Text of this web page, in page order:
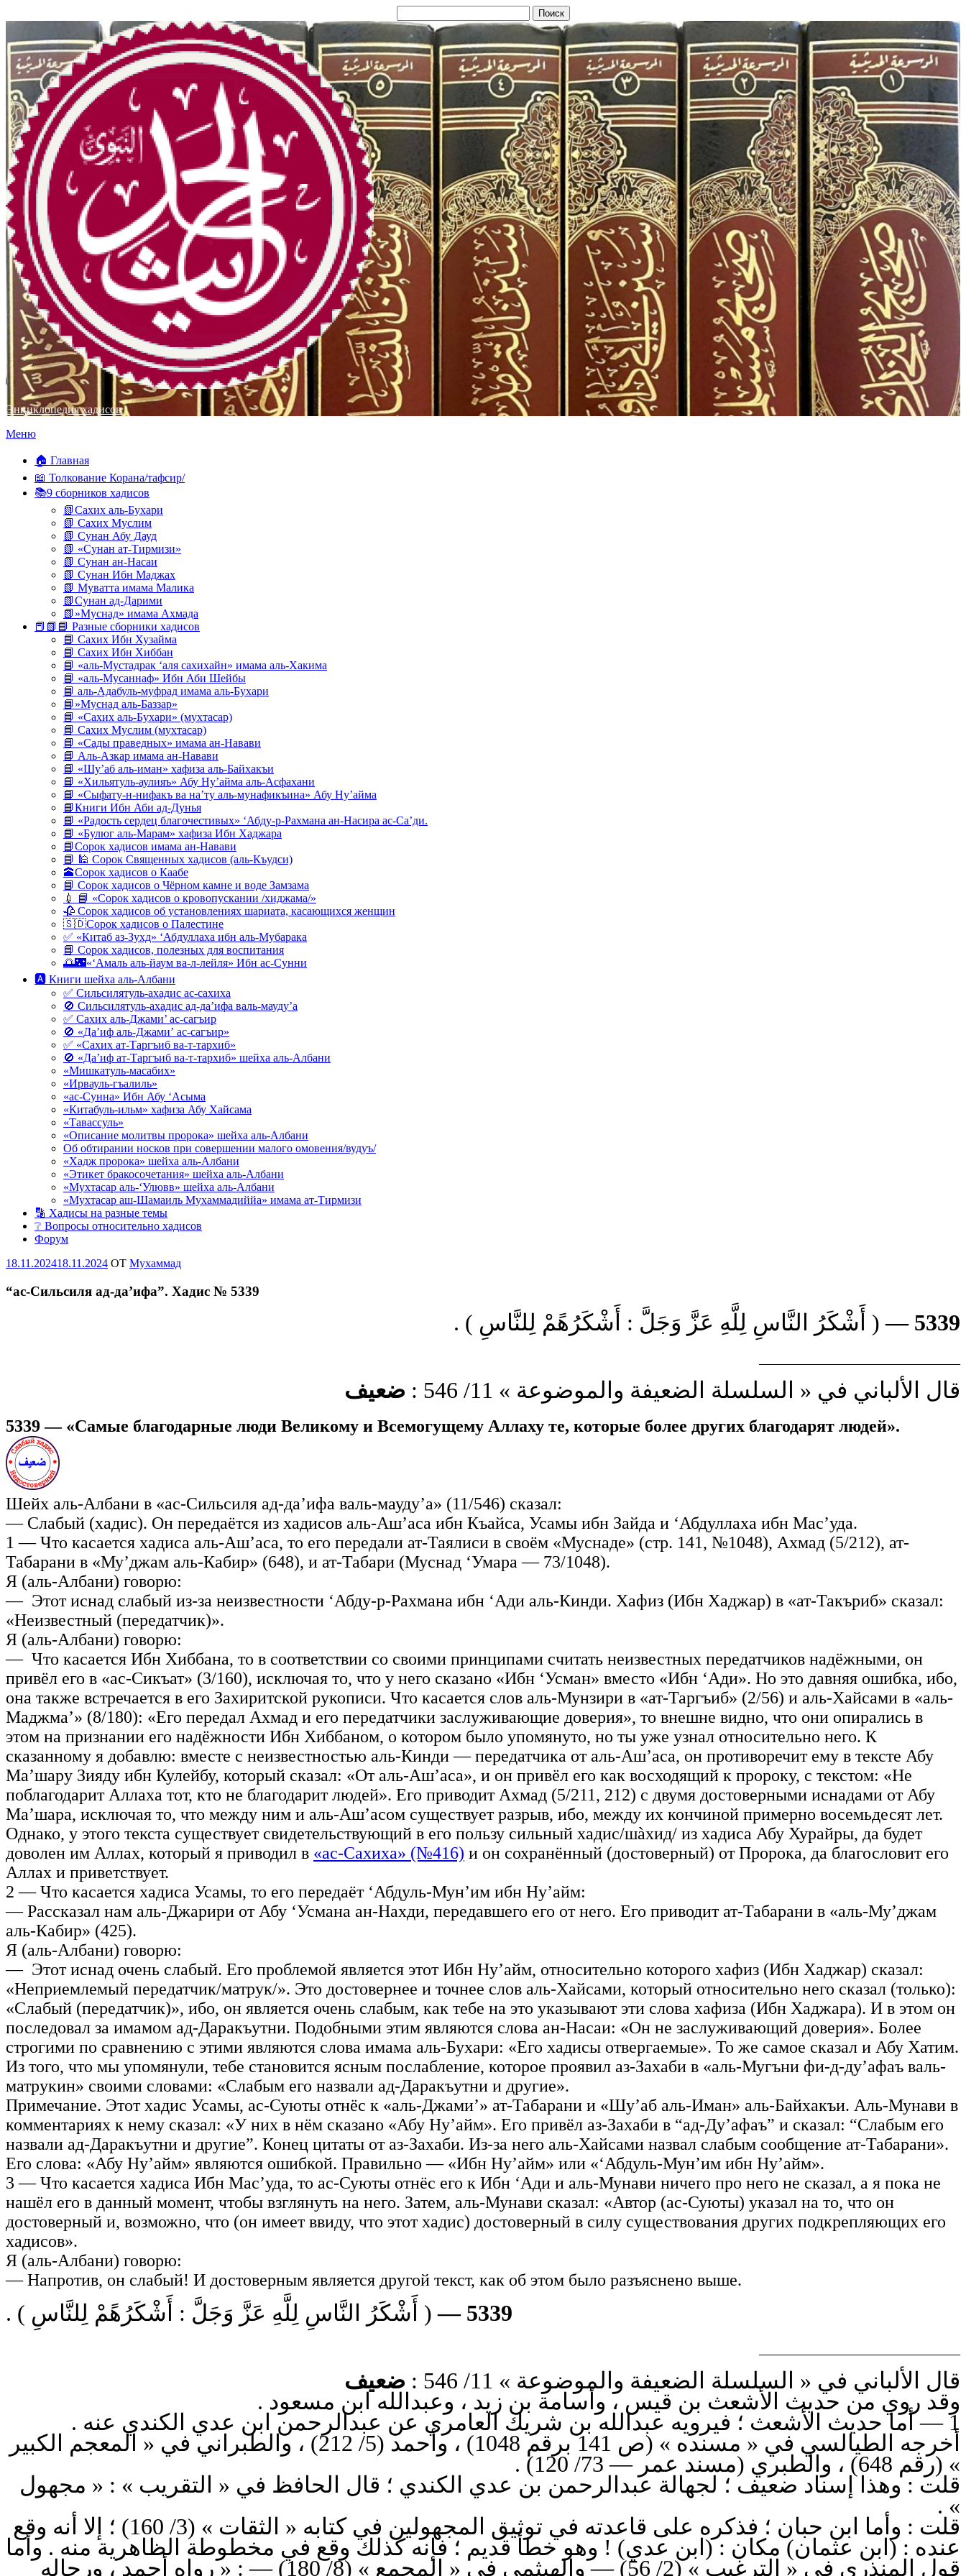
Энциклопедия хадисов
Перейти
содержимому
Меню
🏠 Главная
📖 Толкование Корана/тафсир/
📚9 сборников хадисов
📗Сахих аль-Бухари
📗 Сахих Муслим
📗 Сунан Абу Дауд
📗 «Сунан ат-Тирмизи»
📗 Сунан ан-Насаи
📗 Сунан Ибн Маджах
📗 Муватта имама Малика
📗Сунан ад-Дарими
📗»Муснад» имама Ахмада
📕📗📘 Разные сборники хадисов
📘 Сахих Ибн Хузайма
📘 Сахих Ибн Хиббан
📘 «аль-Мустадрак ‘аля сахихайн» имама аль-Хакима
📘 «аль-Мусаннаф» Ибн Аби Шейбы
📘 аль-Адабуль-муфрад имама аль-Бухари
📘»Муснад аль-Баззар»
📘 «Сахих аль-Бухари» (мухтасар)
📘 Сахих Муслим (мухтасар)
📘 «Сады праведных» имама ан-Навави
📘 Аль-Азкар имама ан-Навави
📘 «Шу’аб аль-иман» хафиза аль-Байхакъи
📘 «Хильятуль-аулияъ» Абу Ну’айма аль-Асфахани
📘 «Сыфату-н-нифакъ ва на’ту аль-мунафикъина» Абу Ну’айма
📘Книги Ибн Аби ад-Дунья
📘 «Радость сердец благочестивых» ‘Абду-р-Рахмана ан-Насира ас-Са’ди.
📘 «Булюг аль-Марам» хафиза Ибн Хаджара
📘Сорок хадисов имама ан-Навави
📘 🕌 Сорок Священных хадисов (аль-Къудси)
🕋Сорок хадисов о Каабе
📘 Сорок хадисов о Чёрном камне и воде Замзама
💉 📘 «Сорок хадисов о кровопускании /хиджама/»
🥀 Сорок хадисов об установлениях шариата, касающихся женщин
🇸🇩Сорок хадисов о Палестине
✅ «Китаб аз-Зухд» ‘Абдуллаха ибн аль-Мубарака
📘 Сорок хадисов, полезных для воспитания
🌅🌃«‘Амаль аль-йаум ва-л-лейля» Ибн ас-Сунни
🅰 Книги шейха аль-Албани
✅ Сильсилятуль-ахадис ас-сахиха
🚫 Сильсилятуль-ахадис ад-да’ифа валь-мауду’а
✅ Сахих аль-Джами’ ас-сагъир
🚫 «Да’иф аль-Джами’ ас-сагъир»
✅ «Сахих ат-Таргъиб ва-т-тархиб»
🚫 «Да’иф ат-Таргъиб ва-т-тархиб» шейха аль-Албани
«Мишкатуль-масабих»
«Ирвауль-гъалиль»
«ас-Сунна» Ибн Абу ‘Асыма
«Китабуль-ильм» хафиза Абу Хайсама
«Тавассуль»
«Описание молитвы пророка» шейха аль-Албани
Об обтирании носков при совершении малого омовения/вудуъ/
«Хадж пророка» шейха аль-Албани
«Этикет бракосочетания» шейха аль-Албани
«Мухтасар аль-‘Улювв» шейха аль-Албани
«Мухтасар аш-Шамаиль Мухаммадиййа» имама ат-Тирмизи
🔡 Хадисы на разные темы
❔ Вопросы относительно хадисов
Форум
Опубликовано
18.11.202418.11.2024 OT Мухаммад
“ас-Сильсиля ад-да’ифа”. Хадис № 5339
5339 — ( أَشْكَرُ النَّاسِ لِلَّهِ عَزَّ وَجَلَّ : أَشْكَرُهًمْ لِلنَّاسِ ) .
قال الألباني في « السلسلة الضعيفة والموضوعة » 11/ 546 : ضعيف
5339 — «Самые благодарные люди Великому и Всемогущему Аллаху те, которые более других благодарят людей».
Шейх аль-Албани в «ас-Сильсиля ад-да’ифа валь-мауду’а» (11/546) сказал:
— Слабый (хадис). Он передаётся из хадисов аль-Аш’аса ибн Къайса, Усамы ибн Зайда и ‘Абдуллаха ибн Мас’уда.
1 — Что касается хадиса аль-Аш’аса, то его передали ат-Таялиси в своём «Муснаде» (стр. 141, №1048), Ахмад (5/212), ат-
Табарани в «Му’джам аль-Кабир» (648), и ат-Табари (Муснад ‘Умара — 73/1048).
Я (аль-Албани) говорю:
— Этот иснад слабый из-за неизвестности ‘Абду-р-Рахмана ибн ‘Ади аль-Кинди. Хафиз (Ибн Хаджар) в «ат-Такъриб» сказал:
«Неизвестный (передатчик)».
Я (аль-Албани) говорю:
— Что касается Ибн Хиббана, то в соответствии со своими принципами считать неизвестных передатчиков надёжными, он
привёл его в «ас-Сикъат» (3/160), исключая то, что у него сказано «Ибн ‘Усман» вместо «Ибн ‘Ади». Но это давняя ошибка, ибо,
она также встречается в его Захиритской рукописи. Что касается слов аль-Мунзири в «ат-Таргъиб» (2/56) и аль-Хайсами в «аль-
Маджма’» (8/180): «Его передал Ахмад и его передатчики заслуживающие доверия», то внешне видно, что они опирались в
этом на признании его надёжности Ибн Хиббаном, о котором было упомянуто, но ты уже узнал относительно него. К
сказанному я добавлю: вместе с неизвестностью аль-Кинди — передатчика от аль-Аш’аса, он противоречит ему в тексте Абу
Ма’шару Зияду ибн Кулейбу, который сказал: «От аль-Аш’аса», и он привёл его как восходящий к пророку, с текстом: «Не
поблагодарит Аллаха тот, кто не благодарит людей». Его приводит Ахмад (5/211, 212) с двумя достоверными иснадами от Абу
Ма’шара, исключая то, что между ним и аль-Аш’асом существует разрыв, ибо, между их кончиной примерно восемьдесят лет.
Однако, у этого текста существует свидетельствующий в его пользу сильный хадис/шàхид/ из хадиса Абу Хурайры, да будет
доволен им Аллах, который я приводил в «ас-Сахиха» (№416) и он сохранённый (достоверный) от Пророка, да благословит его
Аллах и приветствует.
2 — Что касается хадиса Усамы, то его передаёт ‘Абдуль-Мун’им ибн Ну’айм:
— Рассказал нам аль-Джарири от Абу ‘Усмана ан-Нахди, передавшего его от него. Его приводит ат-Табарани в «аль-Му’джам
аль-Кабир» (425).
Я (аль-Албани) говорю:
— Этот иснад очень слабый. Его проблемой является этот Ибн Ну’айм, относительно которого хафиз (Ибн Хаджар) сказал:
«Неприемлемый передатчик/матрук/». Это достовернее и точнее слов аль-Хайсами, который относительно него сказал (только):
«Слабый (передатчик)», ибо, он является очень слабым, как тебе на это указывают эти слова хафиза (Ибн Хаджара). И в этом он
последовал за имамом ад-Даракъутни. Подобными этим являются слова ан-Насаи: «Он не заслуживающий доверия». Более
строгими по сравнению с этими являются слова имама аль-Бухари: «Его хадисы отвергаемые». То же самое сказал и Абу Хатим.
Из того, что мы упомянули, тебе становится ясным послабление, которое проявил аз-Захаби в «аль-Мугъни фи-д-ду’афаъ валь-
матрукин» своими словами: «Слабым его назвали ад-Даракъутни и другие».
Примечание. Этот хадис Усамы, ас-Суюты отнёс к «аль-Джами’» ат-Табарани и «Шу’аб аль-Иман» аль-Байхакъи. Аль-Мунави в
комментариях к нему сказал: «У них в нём сказано «Абу Ну’айм». Его привёл аз-Захаби в “ад-Ду’афаъ” и сказал: “Слабым его
назвали ад-Даракъутни и другие”. Конец цитаты от аз-Захаби. Из-за него аль-Хайсами назвал слабым сообщение ат-Табарани».
Его слова: «Абу Ну’айм» являются ошибкой. Правильно — «Ибн Ну’айм» или «‘Абдуль-Мун’им ибн Ну’айм».
3 — Что касается хадиса Ибн Мас’уда, то ас-Суюты отнёс его к Ибн ‘Ади и аль-Мунави ничего про него не сказал, а я пока не
нашёл его в данный момент, чтобы взглянуть на него. Затем, аль-Мунави сказал: «Автор (ас-Суюты) указал на то, что он
достоверный и, возможно, что (он имеет ввиду, что этот хадис) достоверный в силу существования других подкрепляющих его
хадисов».
Я (аль-Албани) говорю:
— Напротив, он слабый! И достоверным является другой текст, как об этом было разъяснено выше.
5339 — ( أَشْكَرُ النَّاسِ لِلَّهِ عَزَّ وَجَلَّ : أَشْكَرُهًمْ لِلنَّاسِ ) .
قال الألباني في « السلسلة الضعيفة والموضوعة » 11/ 546 :
ضعيف
وقد روي من حديث الأشعث بن قيس ، وأسامة بن زيد ، وعبدالله ابن مسعود .
1 — أما حديث الأشعث ؛ فيرويه عبدالله بن شريك العامري عن عبدالرحمن ابن عدي الكندي عنه .
أخرجه الطيالسي في « مسنده » (ص 141 برقم 1048) ، وأحمد (5/ 212) ، والطبراني في « المعجم الكبير
» (رقم 648) ، والطبري (مسند عمر — 73/ 120) .
قلت : وهذا إسناد ضعيف ؛ لجهالة عبدالرحمن بن عدي الكندي ؛ قال الحافظ في « التقريب » : « مجهول
» .
قلت : وأما ابن حبان ؛ فذكره على قاعدته في توثيق المجهولين في كتابه « الثقات » (3/ 160) ؛ إلا أنه وقع
عنده : (ابن عثمان) مكان : (ابن عدي) ! وهو خطأ قديم ؛ فإنه كذلك وقع في مخطوطة الظاهرية منه . وأما
قول المنذري في « الترغيب » (2/ 56) — والهيثمي في « المجمع » (8/ 180) — : « رواه أحمد ، ورجاله